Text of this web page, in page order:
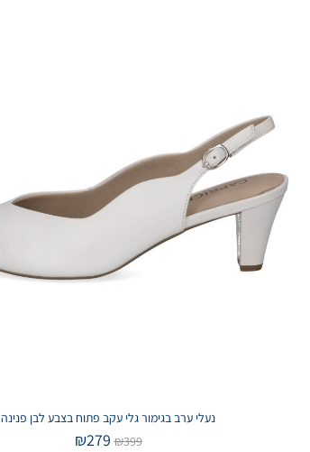
נעלי ערב בגימור גלי עקב פתוח בצבע לבן פנינה
₪399
₪279